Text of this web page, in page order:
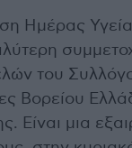
Ημέρας
του
Βορείου
Είναι μια